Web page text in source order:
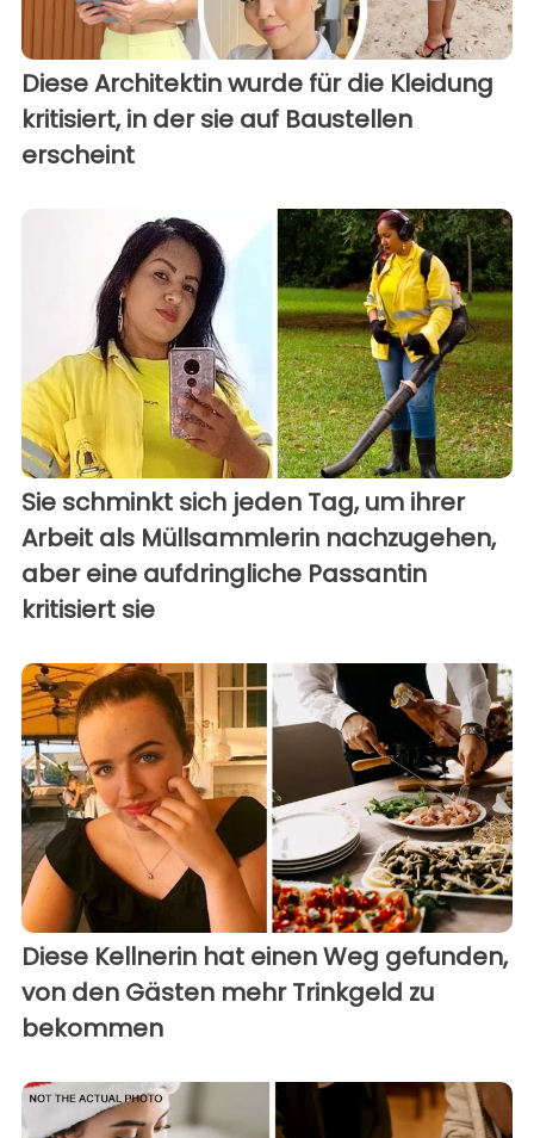
Diese Architektin wurde für die Kleidung
kritisiert, in der sie auf Baustellen
erscheint
Sie schminkt sich jeden Tag, um ihrer
Arbeit als Müllsammlerin nachzugehen,
aber eine aufdringliche Passantin
kritisiert sie
Diese Kellnerin hat einen Weg gefunden,
von den Gästen mehr Trinkgeld zu
bekommen